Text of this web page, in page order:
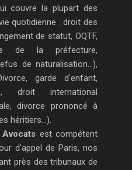
couvre la plupart des
quotidienne : droit des
de statut, OQTF,
de la préfecture,
de naturalisation...),
garde d'enfant,
droit international
divorce prononcé à
héritiers...).
Avocats est compétent
d'appel de Paris, nos
près des tribunaux de